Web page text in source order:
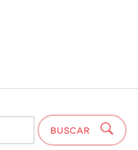
BUSCAR